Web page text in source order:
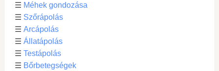
☰ Méhek gondozása
☰ Szőrápolás
☰ Arcápolás
☰ Állatápolás
☰ Testápolás
☰ Bőrbetegségek